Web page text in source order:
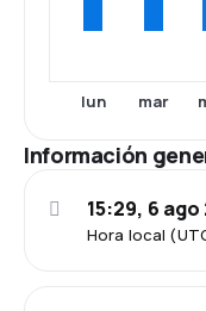
lun mar
Información
Hora local
15:29, 6 ago